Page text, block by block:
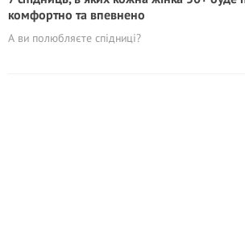
комфортно та впевнено
А ви полюбляєте спідниці?